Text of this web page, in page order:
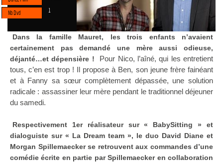
Nb Dvd 1
Dans la famille Mauret, les trois enfants n’avaient
certainement pas demandé une mère aussi odieuse,
déjanté…et dépensière !
Pour Nico, l’aîné, qui les entretient
tous, c’en est trop ! Il propose à Ben, son jeune frère fainéant
et à Fanny sa sœur complètement dépassée, une solution
radicale : assassiner leur mère pendant le traditionnel déjeuner
du samedi.
Respectivement 1er réalisateur sur « BabySitting » et
dialoguiste sur « La Dream team », le duo David Diane et
Morgan Spillemaecker se retrouvent aux commandes d’une
comédie écrite en partie par Spillemaecker en collaboration